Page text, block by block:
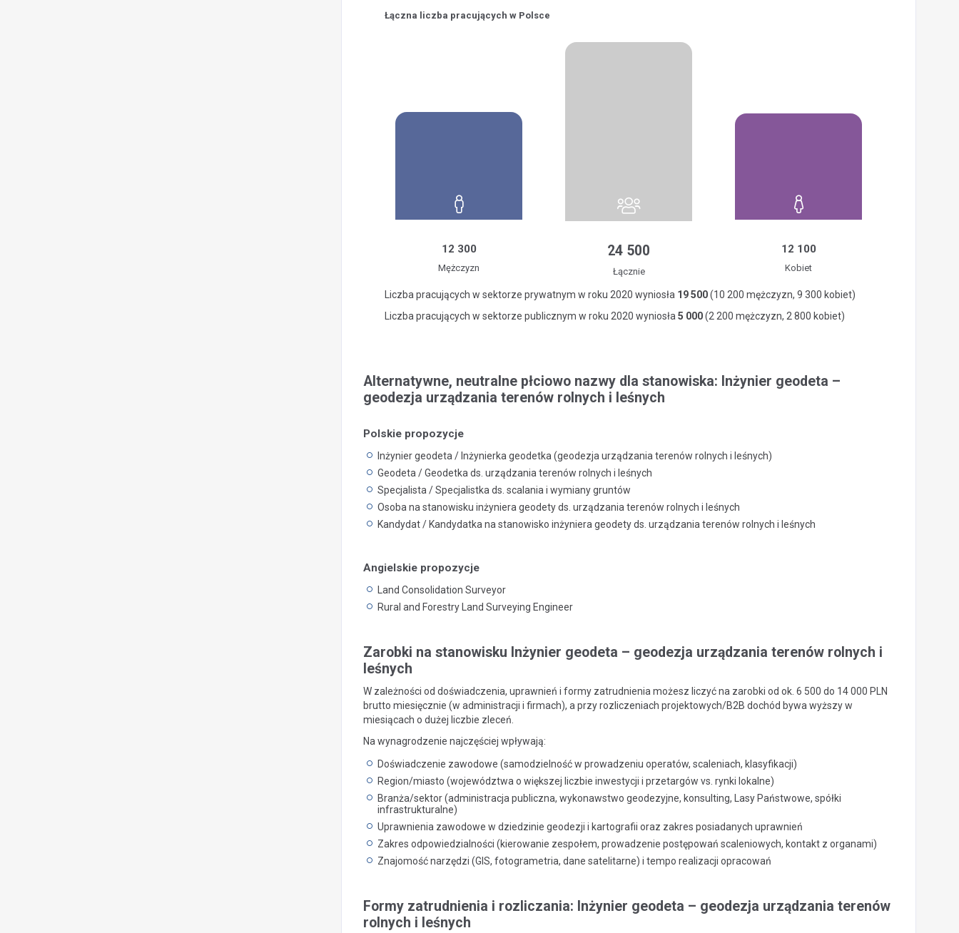
Łączna liczba pracujących w Polsce
12 300
Mężczyzn
24 500
Łącznie
12 100
Kobiet
Liczba pracujących w sektorze prywatnym w roku 2020 wyniosła 19 500(10 200 mężczyzn, 9 300 kobiet)
Liczba pracujących w sektorze publicznym w roku 2020 wyniosła 5 000(2 200 mężczyzn, 2 800 kobiet)
Alternatywne, neutralne płciowo nazwy dla stanowiska: Inżynier geodeta –
geodezja urządzania terenów rolnych i leśnych
Polskie propozycje
Inżynier geodeta / Inżynierka geodetka (geodezja urządzania terenów rolnych i leśnych)
Geodeta / Geodetka ds. urządzania terenów rolnych i leśnych
Specjalista / Specjalistka ds. scalania i wymiany gruntów
Osoba na stanowisku inżyniera geodety ds. urządzania terenów rolnych i leśnych
Kandydat / Kandydatka na stanowisko inżyniera geodety ds. urządzania terenów rolnych i leśnych
Angielskie propozycje
Land Consolidation Surveyor
Rural and Forestry Land Surveying Engineer
Zarobki na stanowisku Inżynier geodeta – geodezja urządzania terenów rolnych i
leśnych
W zależności od doświadczenia, uprawnień i formy zatrudnienia możesz liczyć na zarobki od ok. 6 500 do 14 000 PLN
brutto miesięcznie (w administracji i firmach), a przy rozliczeniach projektowych/B2B dochód bywa wyższy w
miesiącach o dużej liczbie zleceń.
Na wynagrodzenie najczęściej wpływają:
Doświadczenie zawodowe (samodzielność w prowadzeniu operatów, scaleniach, klasyfikacji)
Region/miasto (województwa o większej liczbie inwestycji i przetargów vs. rynki lokalne)
Branża/sektor (administracja publiczna, wykonawstwo geodezyjne, konsulting, Lasy Państwowe, spółki
infrastrukturalne)
Uprawnienia zawodowe w dziedzinie geodezji i kartografii oraz zakres posiadanych uprawnień
Zakres odpowiedzialności (kierowanie zespołem, prowadzenie postępowań scaleniowych, kontakt z organami)
Znajomość narzędzi (GIS, fotogrametria, dane satelitarne) i tempo realizacji opracowań
Formy zatrudnienia i rozliczania: Inżynier geodeta – geodezja urządzania terenów
rolnych i leśnych